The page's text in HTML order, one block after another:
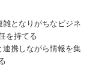
となりがちなビジネ
を持てる
携しながら情報を集